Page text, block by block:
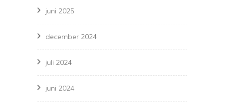
juni 2025
december 2024
juli 2024
juni 2024